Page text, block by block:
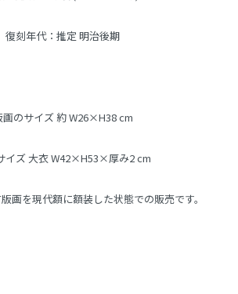
復刻年代：推定 明治後期
画のサイズ 約 W26×H38 cm
イズ 大衣 W42×H53×厚み2 cm
画を現代額に額装した状態での販売です。